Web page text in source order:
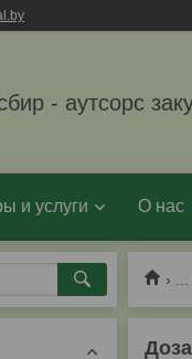
- аутсорс
и услуги О нас